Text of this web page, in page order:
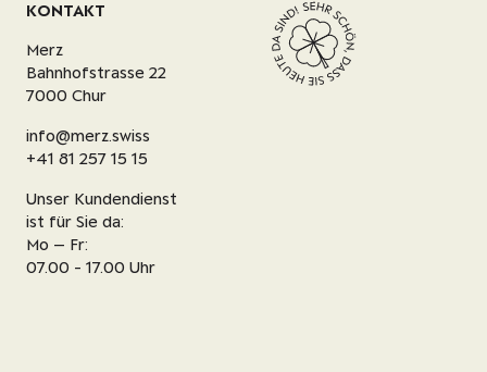
KONTAKT
Merz
Bahnhofstrasse 22
7000 Chur
info@merz.swiss
+41 81 257 15 15
Unser Kundendienst
ist für Sie da:
Mo – Fr:
07.00 - 17.00 Uhr